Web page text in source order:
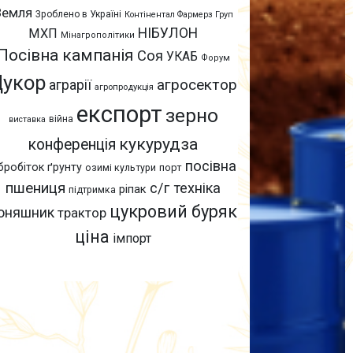
Зроблено в Україні Контінентал Фармерз Груп
МХП Мінагрополітики НІБУЛОН
кампанія Соя УКАБ Форум
аграрії агропродукція агросектор
виставка війна експорт зерно
конференція кукурудза
ґрунту озимі культури порт посівна
пшениця підтримка ріпак с/г техніка
трактор цукровий буряк
ціна імпорт